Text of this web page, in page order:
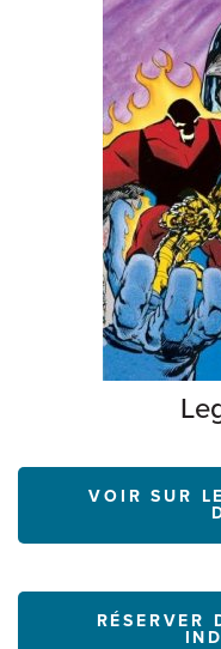
VOIR SUR
RÉSERVER